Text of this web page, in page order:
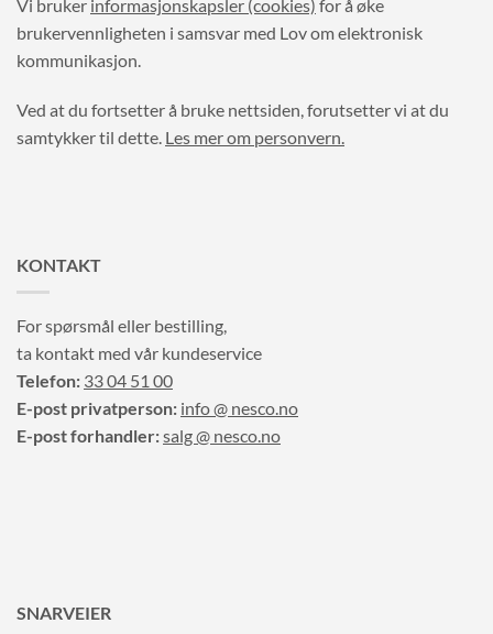
Vi bruker informasjonskapsler (cookies) for å øke
brukervennligheten i samsvar med Lov om elektronisk
kommunikasjon.
Ved at du fortsetter å bruke nettsiden, forutsetter vi at du
samtykker til dette. Les mer om personvern.
KONTAKT
For spørsmål eller bestilling,
ta kontakt med vår kundeservice
Telefon: 33 04 51 00
E-post privatperson: info @ nesco.no
E-post forhandler:salg @ nesco.no
SNARVEIER